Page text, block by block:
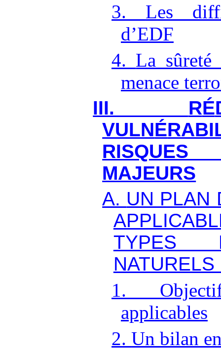
3. Les
d’EDF
4. La
menace
III. RÉ
VULNÉ
MAJEURS
A. UN PLAN
1.
applicables
2.Un bilan